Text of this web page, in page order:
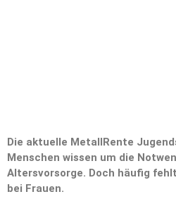
Die aktuelle MetallRente
Menschen wissen um die
Altersvorsorge. Doch häufig
bei Frauen.